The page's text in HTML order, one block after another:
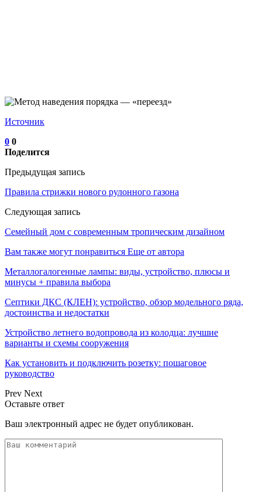
Источник
0 0
Поделится
Предыдущая запись
Правила стрижки нового рулонного газона
Следующая запись
Семейный дом с современным тропическим дизайном
Вам также могут понравиться Еще от автора
Металлогалогенные лампы: виды, устройство, плюсы и
минусы + правила выбора
Септики ДКС (КЛЕН): устройство, обзор модельного ряда,
достоинства и недостатки
Устройство летнего водопровода из колодца: лучшие
варианты и схемы сооружения
Как установить и подключить розетку: пошаговое
руководство
Prev Next
Оставьте ответ
Ваш электронный адрес не будет опубликован.